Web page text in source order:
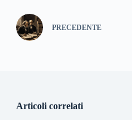
PRECEDENTE
Articoli correlati